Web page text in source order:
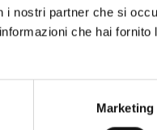
i nostri partner che si
che hai fornito
Marketing